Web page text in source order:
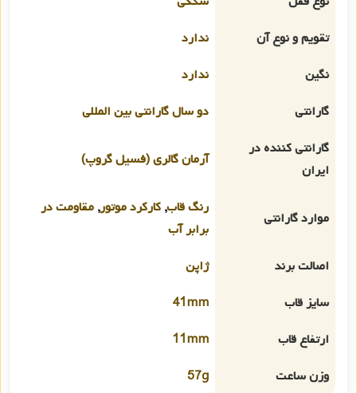
تقویم و نوع آن
ندارد
نگین
ندارد
گارانتی
دو سال گارانتی بین المللی
گارانتی کننده در
ایران
آرمان گالری (فسیل گروپ)
موارد گارانتی
رنگ قاب, کارکرد موتور, مقاومت در
برابر آب
اصالت برند
ژاپن
سایز قاب
41mm
ارتفاع قاب
11mm
وزن ساعت
57g